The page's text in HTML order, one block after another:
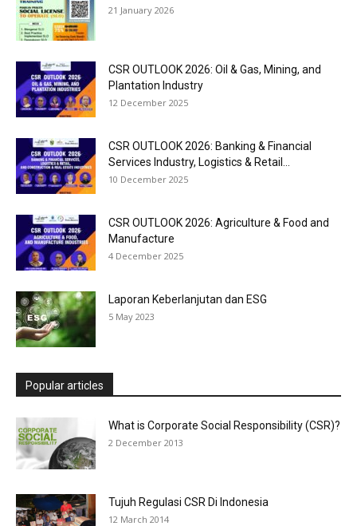
21 January 2026
CSR OUTLOOK 2026: Oil & Gas, Mining, and
Plantation Industry
12 December 2025
CSR OUTLOOK 2026: Banking & Financial
Services Industry, Logistics & Retail...
10 December 2025
CSR OUTLOOK 2026: Agriculture & Food and
Manufacture
4 December 2025
Laporan Keberlanjutan dan ESG
5 May 2023
Popular articles
What is Corporate Social Responsibility (CSR)?
2 December 2013
Tujuh Regulasi CSR Di Indonesia
12 March 2014